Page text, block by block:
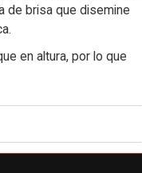
de brisa que disemine
en altura, por lo que